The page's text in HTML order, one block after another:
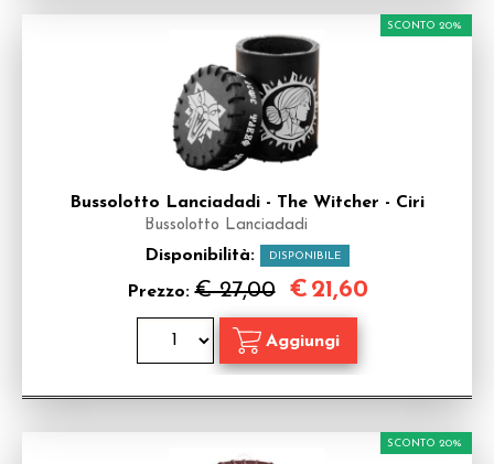
Bussolotto Lanciadadi - The Witcher - Ciri
Bussolotto Lanciadadi
Disponibilità: DISPONIBILE
Prezzo:€ 27,00
SCONTO 20%
€ 21,60
SCONTO 20%